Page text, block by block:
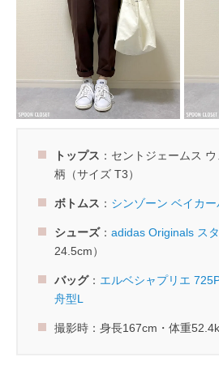
トップス ：セントジェームス
柄（サイズ T3）
ボトムス ： シンゾーン ベイカー
シューズ： adidas Originals ス
24.5cm）
バッグ： エルベシャプリエ
舟型L
撮影時：身長167cm・体重